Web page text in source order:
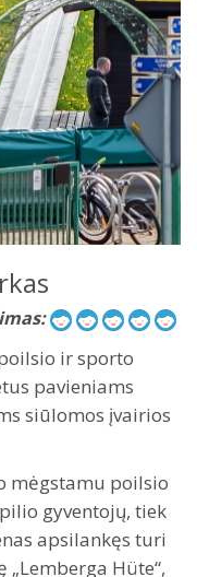
ir sporto
pavieniams
siūlomos įvairios
mėgstamu poilsio
gyventojų, tiek
apsilankęs turi
Hüte“,